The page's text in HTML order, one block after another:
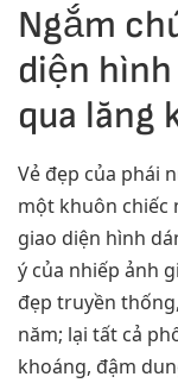
Ngắm
diện
qua lăng
Vẻ đẹp của phái
một khuôn chiếc
giao diện hình
ý của nhiếp ảnh
đẹp truyền
năm; lại tất cả
khoáng, đậm